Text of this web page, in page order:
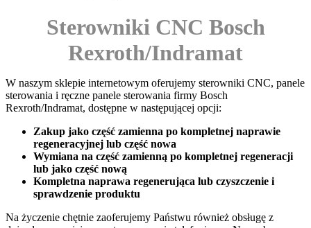
Sterowniki CNC Bosch
Rexroth/Indramat
W naszym sklepie internetowym oferujemy sterowniki CNC, panele
sterowania i ręczne panele sterowania firmy Bosch
Rexroth/Indramat, dostępne w następującej opcji:
Zakup jako część zamienna po kompletnej naprawie
regeneracyjnej lub część nowa
Wymiana na część zamienną po kompletnej regeneracji
lub jako część nową
Kompletna naprawa regenerująca lub czyszczenie i
sprawdzenie produktu
Na życzenie chętnie zaoferujemy Państwu również obsługę z